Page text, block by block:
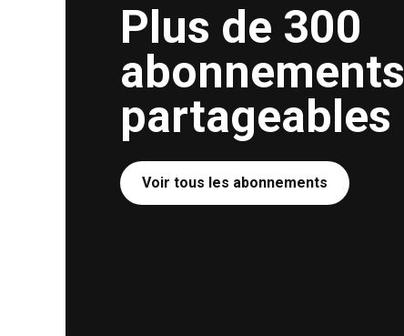
Plus de 300
abonnements
partageables
Voir tous les abonnements